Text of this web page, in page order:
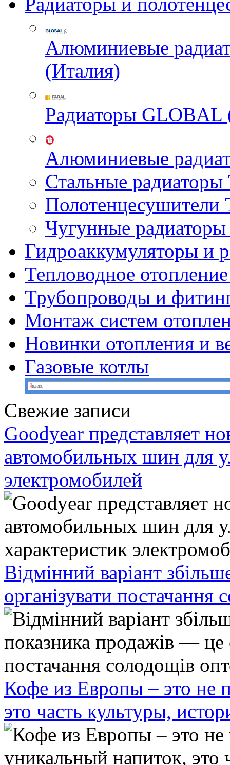
Алюминиевые
(Италия)
Радиаторы GLOBAL
Алюминиевые
Стальные
Чугунные
Гидроаккумуляторы и
Тепловодное
Трубопроводы и
Монтаж систем
Новинки отопления и
Газовые котлы
Свежие записи
Goodyear представляет
автомобильных шин для
электромобилей
Відмінний варіант
організувати постачання
Кофе из Европы – это не
это часть культуры,